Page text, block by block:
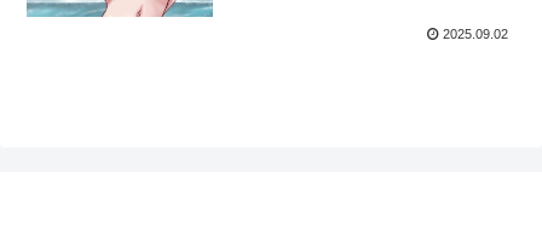
2025.09.02